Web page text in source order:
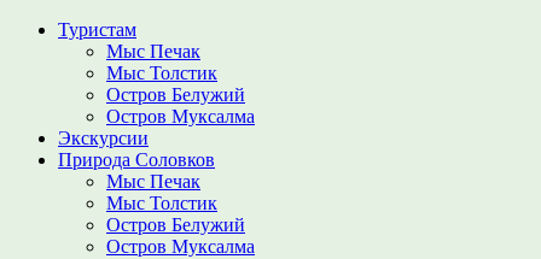
Туристам
Мыс Печак
Мыс Толстик
Остров Белужий
Остров Муксалма
Экскурсии
Природа Соловков
Мыс Печак
Мыс Толстик
Остров Белужий
Остров Муксалма